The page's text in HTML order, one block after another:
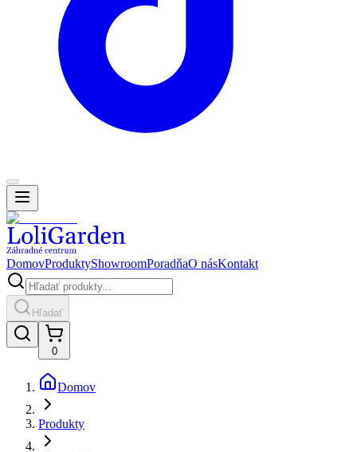
DomovProduktyShowroomPoradňaO násKontakt
Hľadať
0
Domov
Produkty